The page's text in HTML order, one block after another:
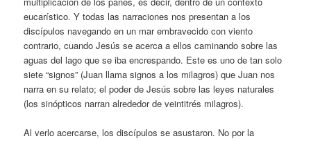
eucarístico. Y todas las narraciones nos presentan a los
discípulos navegando en un mar embravecido con viento
contrario, cuando Jesús se acerca a ellos caminando sobre las
aguas del lago que se iba encrespando. Este es uno de tan solo
siete “signos” (Juan llama signos a los milagros) que Juan nos
narra en su relato; el poder de Jesús sobre las leyes naturales
(los sinópticos narran alrededor de veintitrés milagros).
Al verlo acercarse, los discípulos se asustaron. No por la